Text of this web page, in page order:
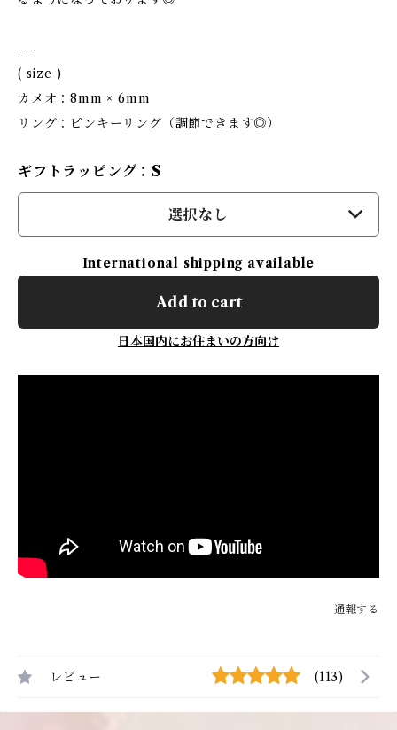
---
( size )
カメオ：8mm × 6mm
リング：ピンキーリング（調節できます◎）
ギフトラッピング：S
選択なし
International shipping available
Add to cart
日本国内にお住まいの方向け
通報する
レビュー (113)